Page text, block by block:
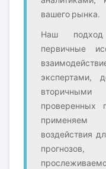
вашего рынка.
Наш подход
первичные
экспертами,
проверенных
применяем
воздействия